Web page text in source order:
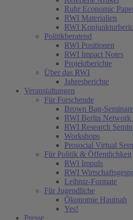
Ruhr Economic
RWI Materialien
RWI
Politikberatend
RWI Positionen
RWI Impact Notes
Projektberichte
Über das RWI
Jahresberichte
Veranstaltungen
Für Forschende
Brown Bag-Seminare
RWI Berlin Network
RWI Research
Workshops
Prosocial Virtual
Für Politik & Öffentlichkeit
RWI Impuls
RWI
Leibniz-Formate
Für Jugendliche
Ökonomie Hautnah
Yes!
Presse